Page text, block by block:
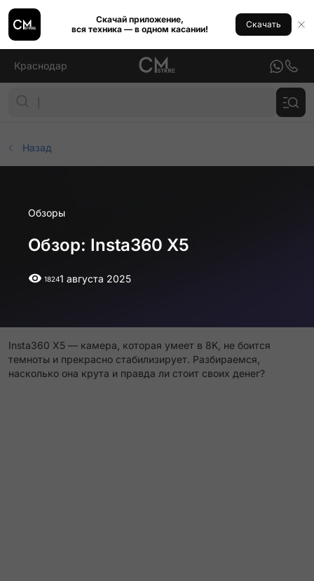
Скачай приложение,
вся техника — в одном касании!
Скачать
Краснодар
Назад
Обзоры
Обзор: Insta360 X5
18241 августа 2025
Insta360 X5 — камера, которая умеет в 8K, не боится
темноты и прекрасно стабилизирует. Разбираемся,
насколько она крута и правда ли стоит своих денег?